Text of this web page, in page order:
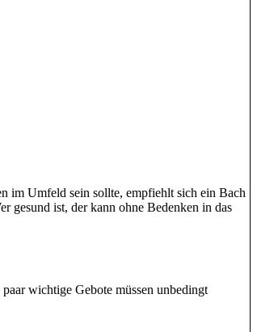
im Umfeld sein sollte, empfiehlt sich ein Bach
gesund ist, der kann ohne Bedenken in das
wichtige Gebote müssen unbedingt